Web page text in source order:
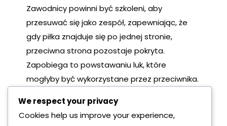
Zawodnicy powinni być szkoleni, aby
przesuwać się jako zespół, zapewniając, że
gdy piłka znajduje się po jednej stronie,
przeciwna strona pozostaje pokryta.
Zapobiega to powstawaniu luk, które
mogłyby być wykorzystane przez przeciwnika.
cofać się, aby wspierać obronę, gdy to
konieczne.
We respect your privacy
Cookies help us improve your experience,